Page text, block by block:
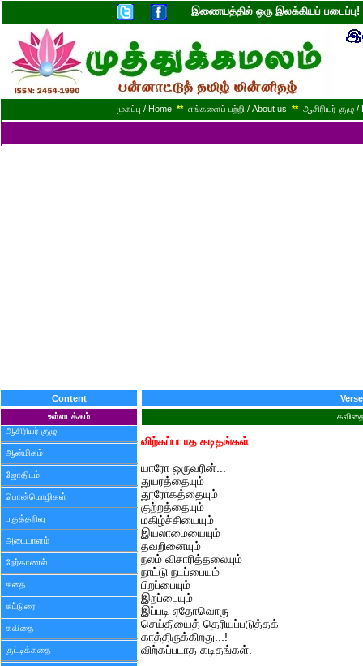
இணையத்தில் ஒரு இலக்கியப்
முகப்பு / Home ** எங்களைப் பற்றி / About us ** ஆசிரியர் குழு
Content
உள்ளடக்கம்
ஆசிரியர் குழு
ஆன்மிகம்
ஜோதிடம்
பொன்மொழிகள்
பகுத்தறிவு
அடையாளம்
நேர்காணல்
கதை
கட்டுரை
கவிதை
குட்டிக்கதை
Verse
விற்கப்படாத கடிதங்கள்
யாரோ ஒருவரின்...
துயரத்தையும்
தூரோகத்தையும்
குற்றத்தையும்
மகிழ்ச்சியையும்
இயலாமையையும்
தவறினையும்
நலம் விசாரித்தலையும்
நாட்டு நடப்பையும்
பிறப்பையும்
இறப்பையும்
இப்படி ஏதோவொரு
செய்தியைத் தெரியப்படுத்தக்
காத்திருக்கிறது...!
விற்கப்படாத கடிதங்கள்.